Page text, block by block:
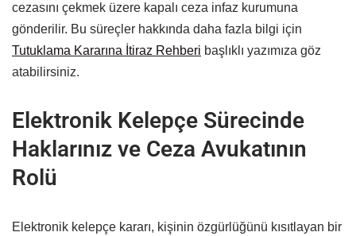
cezasını çekmek üzere kapalı ceza infaz kurumuna
gönderilir. Bu süreçler hakkında daha fazla bilgi için
Tutuklama Kararına İtiraz Rehberi başlıklı yazımıza göz
atabilirsiniz.
Elektronik Kelepçe Sürecinde
Haklarınız ve Ceza Avukatının
Rolü
Elektronik kelepçe kararı, kişinin özgürlüğünü kısıtlayan bir